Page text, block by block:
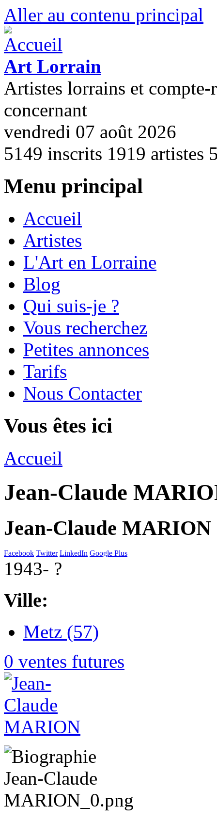
Aller au contenu principal
Art Lorrain
Artistes lorrains et compte-
concernant
vendredi 07 août 2026
5149 inscrits 1919 artistes
Menu principal
Accueil
Artistes
L'Art en Lorraine
Blog
Qui suis-je ?
Vous recherchez
Petites annonces
Tarifs
Nous Contacter
Vous êtes ici
Accueil
Jean-Claude
Jean-Claude MARION
Facebook Twitter LinkedIn Google Plus
1943- ?
Ville:
Metz (57)
0 ventes futures